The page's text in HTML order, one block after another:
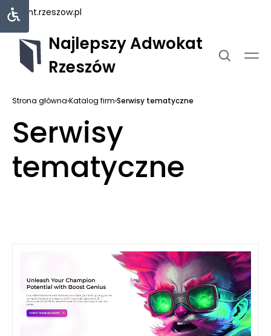
rejent.rzeszow.pl
Najlepszy Adwokat
Rzeszów
Strona główna›Katalog firm›Serwisy tematyczne
Serwisy
tematyczne